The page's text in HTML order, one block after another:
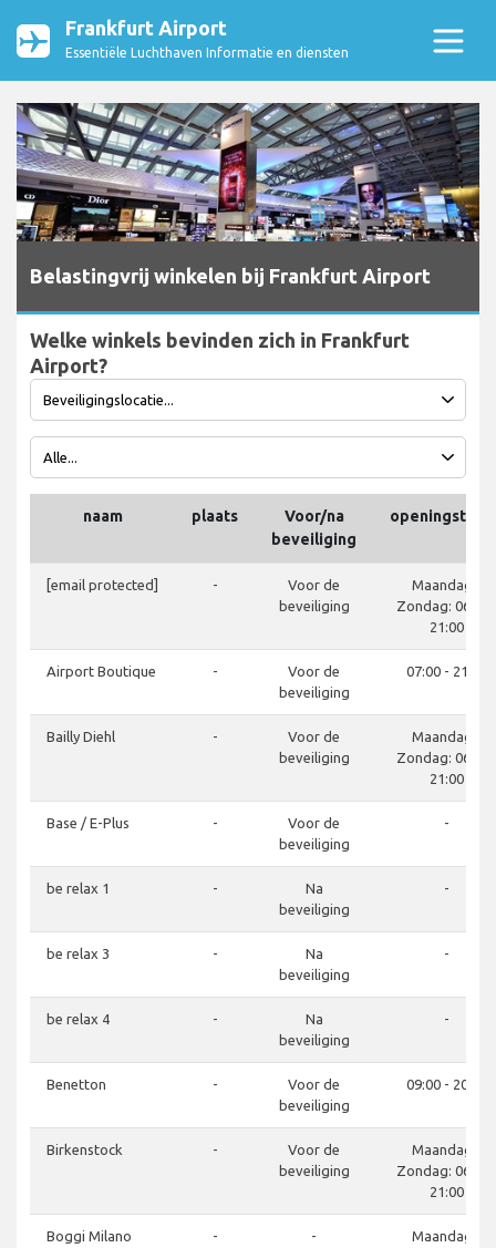
Frankfurt Airport
Essentiële Luchthaven Informatie en diensten
Belastingvrij winkelen bij Frankfurt Airport
Welke winkels bevinden zich in Frankfurt
Airport?
naam plaats
Voor/na
beveiliging
[email protected] -
Voor de
beveiliging
Maandag -
Zondag: 06:00
21:00
Airport Boutique -
Voor de
beveiliging
07:00 - 21:00
Bailly Diehl -
Voor de
beveiliging
Maandag -
Zondag: 06:00
21:00
Base / E-Plus -
Voor de
beveiliging
-
be relax 1 -
Na
beveiliging
-
be relax 3 -
Na
beveiliging
-
be relax 4 -
Na
beveiliging
-
Benetton -
Voor de
beveiliging
09:00 - 20:00
Birkenstock -
Voor de
beveiliging
Maandag -
Zondag: 06:00
21:00
Boggi Milano - -
Maandag -